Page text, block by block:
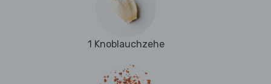
1 Knoblauchzehe